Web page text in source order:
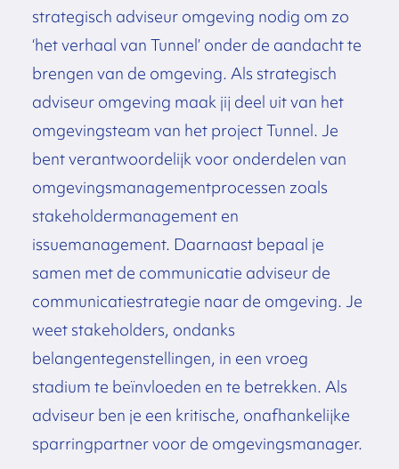
strategisch adviseur omgeving nodig om zo
‘het verhaal van Tunnel’ onder de aandacht te
brengen van de omgeving. Als strategisch
adviseur omgeving maak jij deel uit van het
omgevingsteam van het project Tunnel. Je
bent verantwoordelijk voor onderdelen van
omgevingsmanagementprocessen zoals
stakeholdermanagement en
issuemanagement. Daarnaast bepaal je
samen met de communicatie adviseur de
communicatiestrategie naar de omgeving. Je
weet stakeholders, ondanks
belangentegenstellingen, in een vroeg
stadium te beïnvloeden en te betrekken. Als
adviseur ben je een kritische, onafhankelijke
sparringpartner voor de omgevingsmanager.